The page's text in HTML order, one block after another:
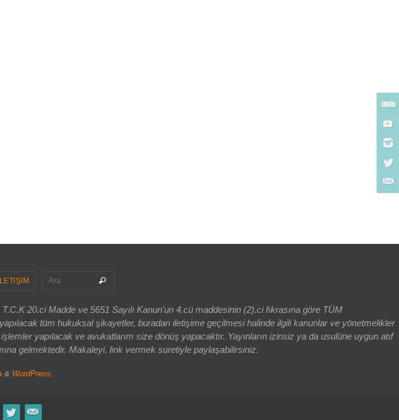
İLETİŞİM Ara
20.ci Madde ve 5651 Sayılı Kanun'un 4.cü maddesinin (2).ci fıkrasına göre TÜM
tüm hukuksal şikayetler, buradan iletişime geçilmesi halinde ilgili kanunlar ve yönetmelikler
yapılacak ve avukatlarım size dönüş yapacaktır. Yayınların izinsiz ya da usulüne uygun atıf
gelmektedir. Makaleyi, link vermek suretiyle paylaşabilirsiniz.
& WordPress.